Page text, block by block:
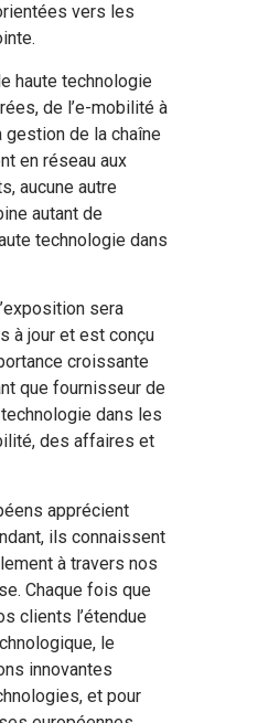
vers les
haute technologie
de l’e-mobilité à
gestion de la chaîne
en réseau aux
aucune autre
autant de
technologie dans
sera
à jour et est conçu
croissante
que fournisseur de
dans les
des affaires et
apprécient
ils connaissent
à travers nos
Chaque fois que
clients l’étendue
le
innovantes
et pour